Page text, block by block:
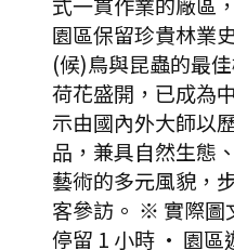
園區保留珍貴林業
(候)鳥與昆蟲的最
荷花盛開，已成為
示由國內外大師以
品，兼具自然生態
藝術的多元風貌，
客參訪。 ※ 實際圖
停留 1 小時 · 園區